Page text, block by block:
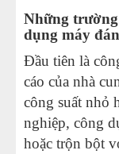
Những
dụng máy
Đầu tiên là
cáo của nhà
công suất nhỏ
nghiệp, công
hoặc trộn bột